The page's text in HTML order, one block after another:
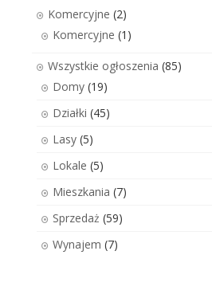
Komercyjne (2)
Komercyjne (1)
Wszystkie ogłoszenia (85)
Domy (19)
Działki (45)
Lasy (5)
Lokale (5)
Mieszkania (7)
Sprzedaż (59)
Wynajem (7)